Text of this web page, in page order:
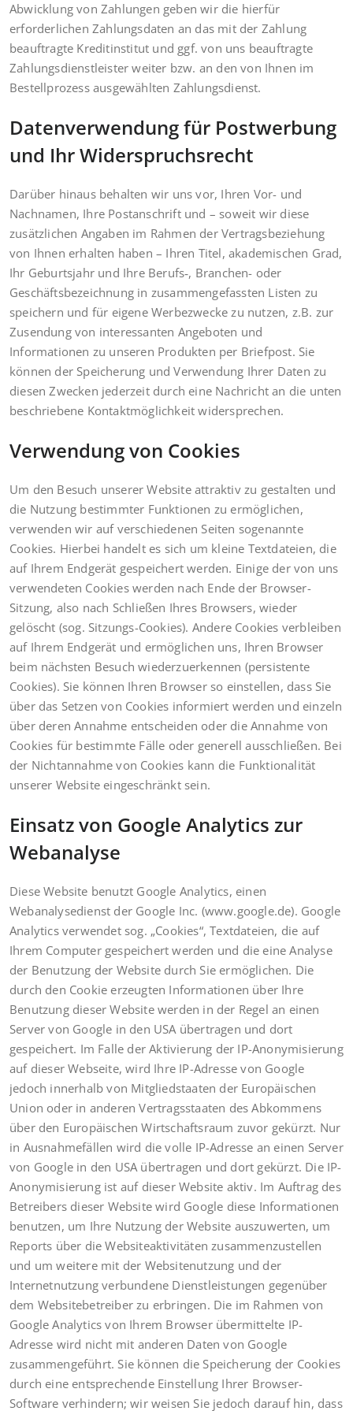
Abwicklung von Zahlungen geben wir die hierfür
erforderlichen Zahlungsdaten an das mit der Zahlung
beauftragte Kreditinstitut und ggf. von uns beauftragte
Zahlungsdienstleister weiter bzw. an den von Ihnen im
Bestellprozess ausgewählten Zahlungsdienst.
Datenverwendung für Postwerbung
und Ihr Widerspruchsrecht
Darüber hinaus behalten wir uns vor, Ihren Vor- und
Nachnamen, Ihre Postanschrift und – soweit wir diese
zusätzlichen Angaben im Rahmen der Vertragsbeziehung
von Ihnen erhalten haben – Ihren Titel, akademischen Grad,
Ihr Geburtsjahr und Ihre Berufs‑, Branchen- oder
Geschäftsbezeichnung in zusammengefassten Listen zu
speichern und für eigene Werbezwecke zu nutzen, z.B. zur
Zusendung von interessanten Angeboten und
Informationen zu unseren Produkten per Briefpost. Sie
können der Speicherung und Verwendung Ihrer Daten zu
diesen Zwecken jederzeit durch eine Nachricht an die unten
beschriebene Kontaktmöglichkeit widersprechen.
Verwendung von Cookies
Um den Besuch unserer Website attraktiv zu gestalten und
die Nutzung bestimmter Funktionen zu ermöglichen,
verwenden wir auf verschiedenen Seiten sogenannte
Cookies. Hierbei handelt es sich um kleine Textdateien, die
auf Ihrem Endgerät gespeichert werden. Einige der von uns
verwendeten Cookies werden nach Ende der Browser-
Sitzung, also nach Schließen Ihres Browsers, wieder
gelöscht (sog. Sitzungs-Cookies). Andere Cookies verbleiben
auf Ihrem Endgerät und ermöglichen uns, Ihren Browser
beim nächsten Besuch wiederzuerkennen (persistente
Cookies). Sie können Ihren Browser so einstellen, dass Sie
über das Setzen von Cookies informiert werden und einzeln
über deren Annahme entscheiden oder die Annahme von
Cookies für bestimmte Fälle oder generell ausschließen. Bei
der Nichtannahme von Cookies kann die Funktionalität
unserer Website eingeschränkt sein.
Einsatz von Google Analytics zur
Webanalyse
Diese Website benutzt Google Analytics, einen
Webanalysedienst der Google Inc. (www.google.de). Google
Analytics verwendet sog. „Cookies“, Textdateien, die auf
Ihrem Computer gespeichert werden und die eine Analyse
der Benutzung der Website durch Sie ermöglichen. Die
durch den Cookie erzeugten Informationen über Ihre
Benutzung dieser Website werden in der Regel an einen
Server von Google in den USA übertragen und dort
gespeichert. Im Falle der Aktivierung der IP-Anonymisierung
auf dieser Webseite, wird Ihre IP-Adresse von Google
jedoch innerhalb von Mitgliedstaaten der Europäischen
Union oder in anderen Vertragsstaaten des Abkommens
über den Europäischen Wirtschaftsraum zuvor gekürzt. Nur
in Ausnahmefällen wird die volle IP-Adresse an einen Server
von Google in den USA übertragen und dort gekürzt. Die IP-
Anonymisierung ist auf dieser Website aktiv. Im Auftrag des
Betreibers dieser Website wird Google diese Informationen
benutzen, um Ihre Nutzung der Website auszuwerten, um
Reports über die Websiteaktivitäten zusammenzustellen
und um weitere mit der Websitenutzung und der
Internetnutzung verbundene Dienstleistungen gegenüber
dem Websitebetreiber zu erbringen. Die im Rahmen von
Google Analytics von Ihrem Browser übermittelte IP-
Adresse wird nicht mit anderen Daten von Google
zusammengeführt. Sie können die Speicherung der Cookies
durch eine entsprechende Einstellung Ihrer Browser-
Software verhindern; wir weisen Sie jedoch darauf hin, dass